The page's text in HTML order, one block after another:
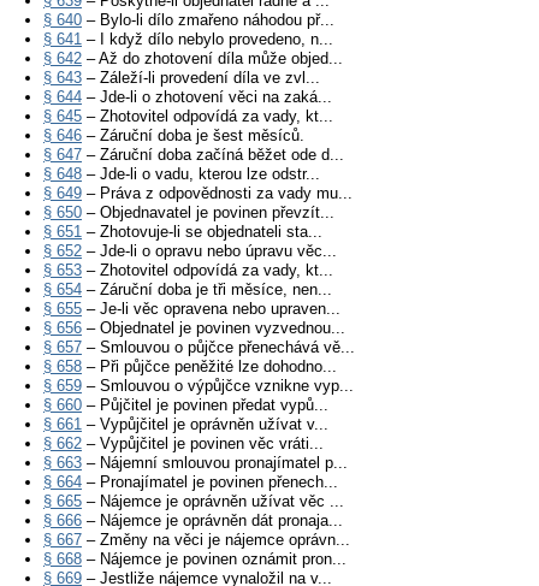
§ 640 – Bylo-li dílo zmařeno náhodou př...
§ 641 – I když dílo nebylo provedeno, n...
§ 642 – Až do zhotovení díla může objed...
§ 643 – Záleží-li provedení díla ve zvl...
§ 644 – Jde-li o zhotovení věci na zaká...
§ 645 – Zhotovitel odpovídá za vady, kt...
§ 646 – Záruční doba je šest měsíců.
§ 647 – Záruční doba začíná běžet ode d...
§ 648 – Jde-li o vadu, kterou lze odstr...
§ 649 – Práva z odpovědnosti za vady mu...
§ 650 – Objednavatel je povinen převzít...
§ 651 – Zhotovuje-li se objednateli sta...
§ 652 – Jde-li o opravu nebo úpravu věc...
§ 653 – Zhotovitel odpovídá za vady, kt...
§ 654 – Záruční doba je tři měsíce, nen...
§ 655 – Je-li věc opravena nebo upraven...
§ 656 – Objednatel je povinen vyzvednou...
§ 657 – Smlouvou o půjčce přenechává vě...
§ 658 – Při půjčce peněžité lze dohodno...
§ 659 – Smlouvou o výpůjčce vznikne vyp...
§ 660 – Půjčitel je povinen předat vypů...
§ 661 – Vypůjčitel je oprávněn užívat v...
§ 662 – Vypůjčitel je povinen věc vráti...
§ 663 – Nájemní smlouvou pronajímatel p...
§ 664 – Pronajímatel je povinen přenech...
§ 665 – Nájemce je oprávněn užívat věc ...
§ 666 – Nájemce je oprávněn dát pronaja...
§ 667 – Změny na věci je nájemce oprávn...
§ 668 – Nájemce je povinen oznámit pron...
§ 669 – Jestliže nájemce vynaložil na v...